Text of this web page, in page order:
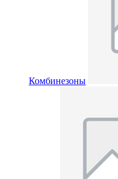
Комбинезоны